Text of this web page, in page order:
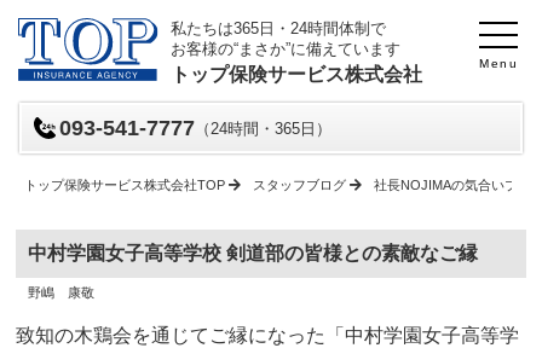
Menu
私たちは365日・24時間体制で
お客様の“まさか”に備えています
トップ保険サービス株式会社
093-541-7777 （24時間・365日）
トップ保険サービス株式会社TOP スタッフブログ 社長NOJIMAの気合いブロ
中村学園女子高等学校 剣道部の皆様との素敵なご縁
投
日
投
者
野嶋 康敬
致知の木鶏会を通じてご縁になった「中村学園女子高等学